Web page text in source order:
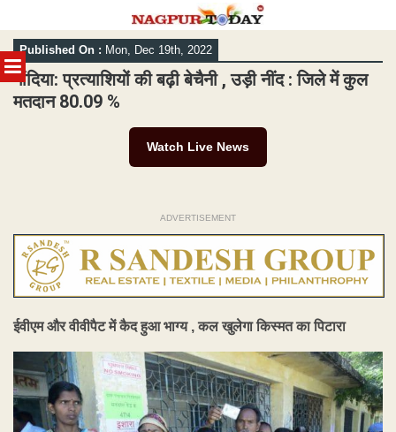
MENU
Skip
to
content
Published On : Mon, Dec 19th, 2022
गोंदिया: प्रत्याशियों की बढ़ी बेचैनी , उड़ी नींद : जिले में कुल
मतदान 80.09 %
Watch Live News
ADVERTISEMENT
ईवीएम और वीवीपैट में कैद हुआ भाग्य , कल खुलेगा किस्मत का पिटारा